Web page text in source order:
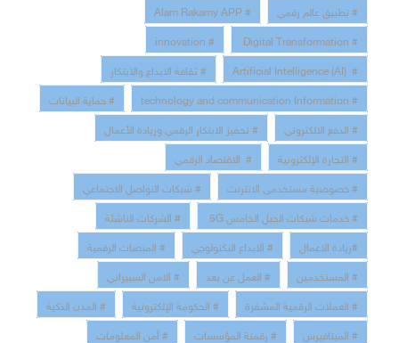
# تطبيق عالم رقمي
# Alam Rakamy APP
# Digital Transformation
# innovation
# Artificial Intelligence (AI)
# ثقافة الابداع والابتكار
# technology and communication Information
# حماية البيانات
# الدفع الالكتروني
# تحفيز الابتكار الرقمي وريادة الأعمال
# التجارة الإلكترونية
# الاقتصاد الرقمي
# خصوصية مستخدمى الانترنت
# شبكات التواصل الاجتماعي
# خدمات شبكات الجيل الخامس 5G
# الشركات الناشئة
#ريادة الاعمال
# الابداع التكنولوجي
# المنصات الرقمية
# المستخدمين
# العمل عن بعد
# الامن السبيراني
# العملات الرقمية المشفرة
# الحكومة الإلكترونية
# المدن الذكية
# الميتافيرس
# رقمنة المؤسسات # أمن المعلومات